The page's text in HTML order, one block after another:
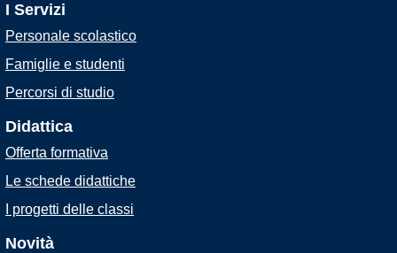
I Servizi
Personale scolastico
Famiglie e studenti
Percorsi di studio
Didattica
Offerta formativa
Le schede didattiche
I progetti delle classi
Novità